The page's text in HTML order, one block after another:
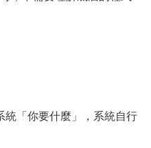
統「你要什麼」，系統自行